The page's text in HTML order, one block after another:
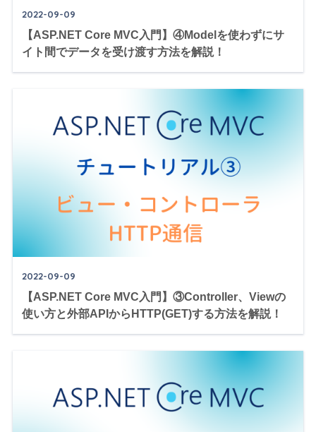
2022-09-09
【ASP.NET Core MVC入門】④Modelを使わずにサ
イト間でデータを受け渡す方法を解説！
2022-09-09
【ASP.NET Core MVC入門】③Controller、Viewの
使い方と外部APIからHTTP(GET)する方法を解説！